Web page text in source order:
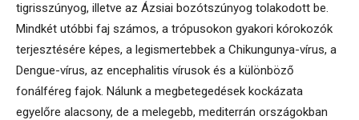
tigrisszúnyog, illetve az Ázsiai bozótszúnyog tolakodott be.
Mindkét utóbbi faj számos, a trópusokon gyakori kórokozók
terjesztésére képes, a legismertebbek a Chikungunya-vírus, a
Dengue-vírus, az encephalitis vírusok és a különböző
fonálféreg fajok. Nálunk a megbetegedések kockázata
egyelőre alacsony, de a melegebb, mediterrán országokban